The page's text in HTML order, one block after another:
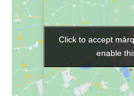
Click to accept
enable
Click to accept
enable